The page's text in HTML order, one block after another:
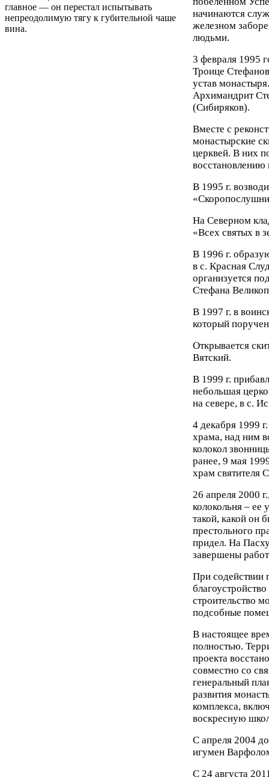
главное — он перестал испытывать
непреодолимую тягу к губительной чаше
вина.
начинаются
железном
людьми.
3 февраля 1995
Троице
устав
Архимандрит
(Сибиряков).
Вместе с
монастырские
церквей. В них
восстановлению
В 1995 г.
На Северном
«Всех святых в
В 1996 г.
в с. Красная
организуется
Стефана
В 1997 г. в
который
Открывается
Вятский.
В 1999 г.
небольшая
на севере, в с.
4 декабря 1999
храма, над ним
колокол
ранее, 9 мая
храм святителя
26 апреля 2000
колокольня – ее
такой, какой он
престольного
придел. На
завершены
При содействии
строительство
подсобные
В настоящее
полностью.
проекта
совместно со
генеральный
развития
комплекса,
воскресную
С апреля 2004
игумен
С 24 августа